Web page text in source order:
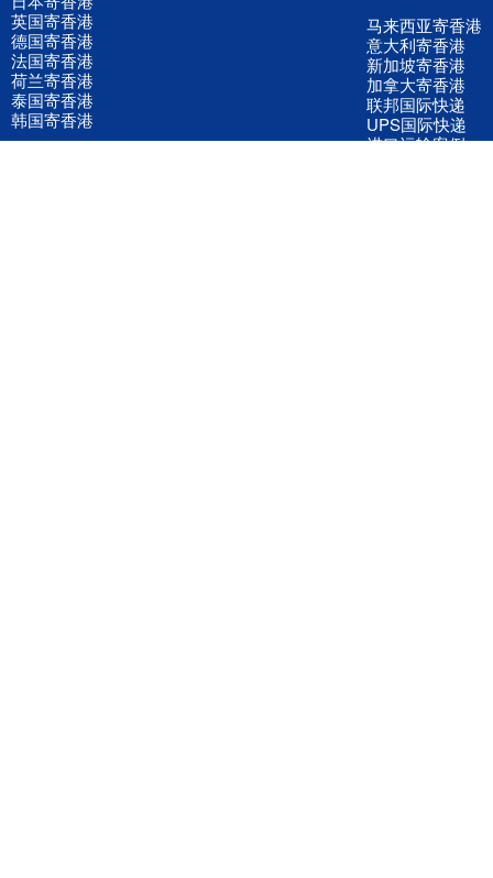
英国寄香港
德国寄香港
法国寄香港
荷兰寄香港
泰国寄香港
韩国寄香港
马来西亚寄香港
意大利寄香港
新加坡寄香港
加拿大寄香港
联邦国际快递
UPS国际快递
进口运输案例